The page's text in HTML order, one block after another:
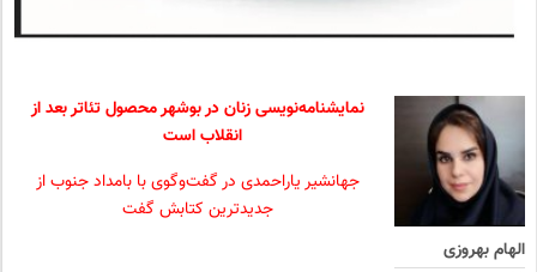
الهام بهروزی
نمایشنامه‌نویسی زنان در بوشهر محصول تئاتر بعد از
انقلاب است
جهانشیر یاراحمدی در گفت‌وگوی با بامداد جنوب از
جدیدترین کتابش گفت